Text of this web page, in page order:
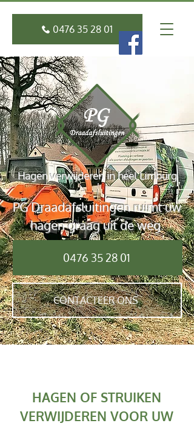
0476 35 28 01
Hagen verwijderen in heel Limburg
PG Draadafsluitingen ruimt uw
hagen graag uit de weg.
0476 35 28 01
CONTACTEER ONS
HAGEN OF STRUIKEN
VERWIJDEREN VOOR UW